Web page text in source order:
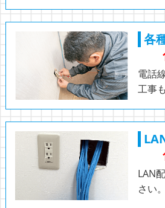
各
電話
工事
LAN
さい。